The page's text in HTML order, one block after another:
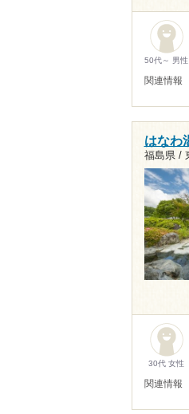
50代～ 男性
関連情報
はなわ
福島県 /
30代 女性
関連情報